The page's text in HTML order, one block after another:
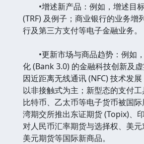
•增述新产品：例如，增述目
(TRF) 及例子；商业银行的业务增
行及第三方支付等电子金融业务。
•更新市场与商品趋势：例如
化 (Bank 3.0) 的金融科技创新及
因近距离无线通讯 (NFC) 技术发
以非接触式为主；新型态的支付工
比特币、乙太币等电子货币被国
湾期交所推出东证期货 (Topix)、
对人民币汇率期货与选择权、美
美元期货等国际新商品。